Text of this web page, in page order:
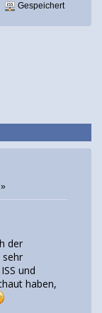
Gespeichert
der
sehr
und
haben,